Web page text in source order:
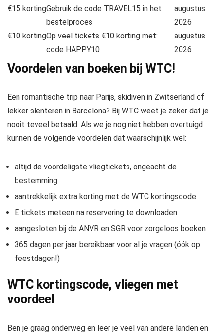
€15 kortingGebruik de code TRAVEL15 in het
bestelproces
augustus
2026
€10 kortingOp veel tickets €10 korting met:
code HAPPY10
augustus
2026
Voordelen van boeken bij WTC!
Een romantische trip naar Parijs, skidiven in Zwitserland of
lekker slenteren in Barcelona? Bij WTC weet je zeker dat je
nooit teveel betaald. Als we je nog niet hebben overtuigd
kunnen de volgende voordelen dat waarschijnlijk wel:
altijd de voordeligste vliegtickets, ongeacht de
bestemming
aantrekkelijk extra korting met de WTC kortingscode
E tickets meteen na reservering te downloaden
aangesloten bij de ANVR en SGR voor zorgeloos boeken
365 dagen per jaar bereikbaar voor al je vragen (óók op
feestdagen!)
WTC kortingscode, vliegen met
voordeel
Ben je graag onderweg en leer je veel van andere landen en